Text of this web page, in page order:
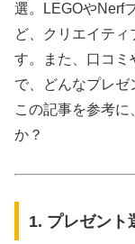
選。LEGOやNerf
ど、クリエイテ
す。また、口コミ
で、どんなプレゼ
この記事を参考
か？
1. プレゼント